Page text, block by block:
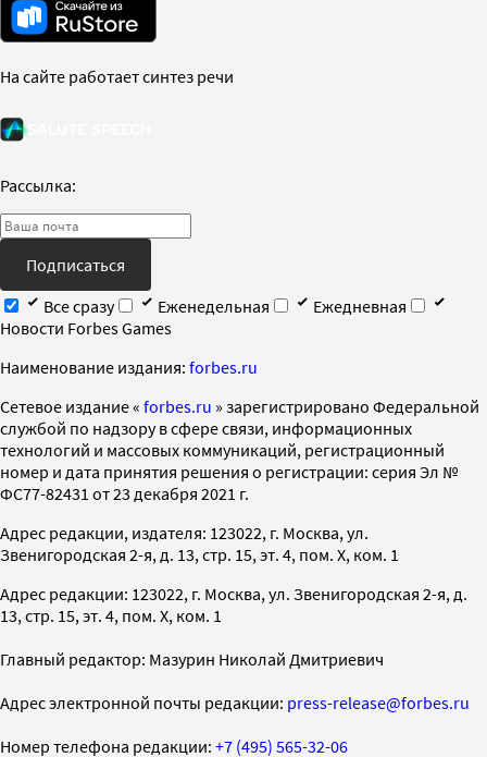
На сайте работает синтез речи
Рассылка:
Подписаться
Все сразу
Еженедельная
Ежедневная
Новости Forbes Games
Наименование издания: forbes.ru
Cетевое издание « forbes.ru » зарегистрировано Федеральной
службой по надзору в сфере связи, информационных
технологий и массовых коммуникаций, регистрационный
номер и дата принятия решения о регистрации: серия Эл №
ФС77-82431 от 23 декабря 2021 г.
Адрес редакции, издателя: 123022, г. Москва, ул.
Звенигородская 2-я, д. 13, стр. 15, эт. 4, пом. X, ком. 1
Адрес редакции: 123022, г. Москва, ул. Звенигородская 2-я, д.
13, стр. 15, эт. 4, пом. X, ком. 1
Главный редактор: Мазурин Николай Дмитриевич
Адрес электронной почты редакции: press-release@forbes.ru
Номер телефона редакции: +7 (495) 565-32-06